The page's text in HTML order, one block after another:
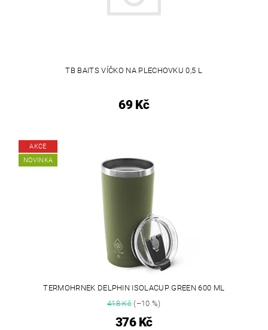
TB BAITS VÍČKO NA PLECHOVKU 0,5 L
69 Kč
AKCE
NOVINKA
TERMOHRNEK DELPHIN ISOLACUP GREEN 600 ML
418 Kč(–10 %)
376 Kč